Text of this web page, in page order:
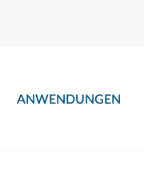
ANWENDUNGEN